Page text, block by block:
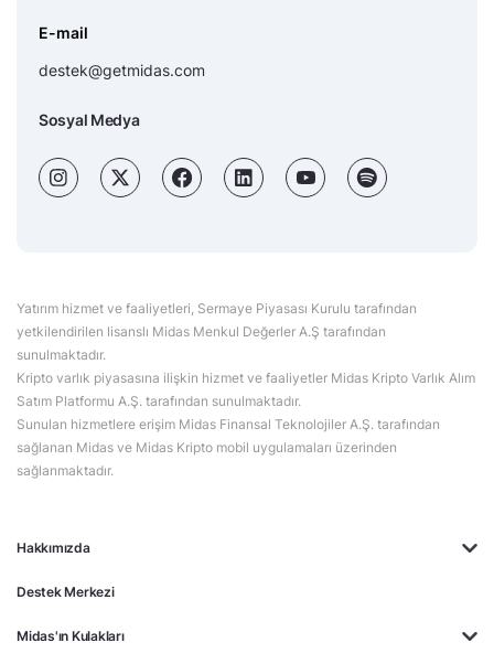
Hakkımızda
Destek Merkezi
Midas'ın Kulakları
E-mail
destek@getmidas.com
Sosyal Medya
Yatırım hizmet ve faaliyetleri, Sermaye Piyasası Kurulu tarafından
yetkilendirilen lisanslı Midas Menkul Değerler A.Ş tarafından
sunulmaktadır.
Kripto varlık piyasasına ilişkin hizmet ve faaliyetler Midas Kripto Varlık Alım
Satım Platformu A.Ş. tarafından sunulmaktadır.
Sunulan hizmetlere erişim Midas Finansal Teknolojiler A.Ş. tarafından
sağlanan Midas ve Midas Kripto mobil uygulamaları üzerinden
sağlanmaktadır.